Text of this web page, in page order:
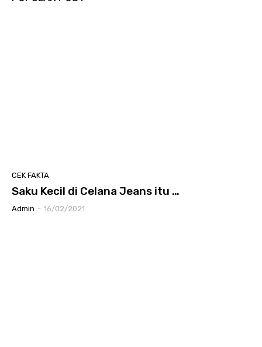
CEK FAKTA
Saku Kecil di Celana Jeans itu …
Admin - 16/02/2021